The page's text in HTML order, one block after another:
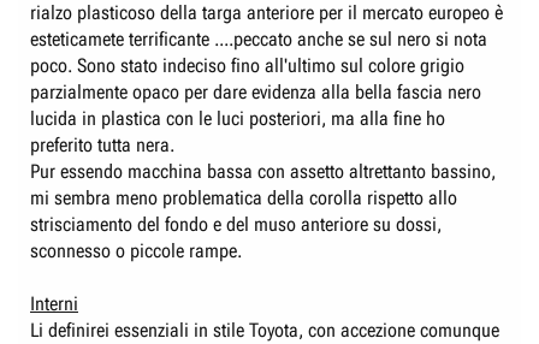
rialzo plasticoso della targa anteriore per il mercato europeo è
esteticamete terrificante ....peccato anche se sul nero si nota
poco. Sono stato indeciso fino all'ultimo sul colore grigio
parzialmente opaco per dare evidenza alla bella fascia nero
lucida in plastica con le luci posteriori, ma alla fine ho
preferito tutta nera.
Pur essendo macchina bassa con assetto altrettanto bassino,
mi sembra meno problematica della corolla rispetto allo
strisciamento del fondo e del muso anteriore su dossi,
sconnesso o piccole rampe.
Interni
Li definirei essenziali in stile Toyota, con accezione comunque